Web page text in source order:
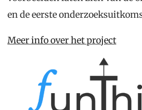
en de eerste
Meer info over het project